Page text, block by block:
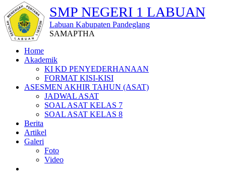
SMP NEGERI 1 LABUAN
Labuan Kabupaten Pandeglang
SAMAPTHA
Home
Akademik
KI KD PENYEDERHANAAN
FORMAT KISI-KISI
ASESMEN AKHIR TAHUN (ASAT)
JADWAL ASAT
SOAL ASAT KELAS 7
SOAL ASAT KELAS 8
Berita
Artikel
Galeri
Foto
Video